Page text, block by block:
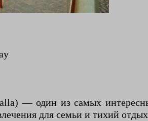
— один из самых
для семьи и тихий